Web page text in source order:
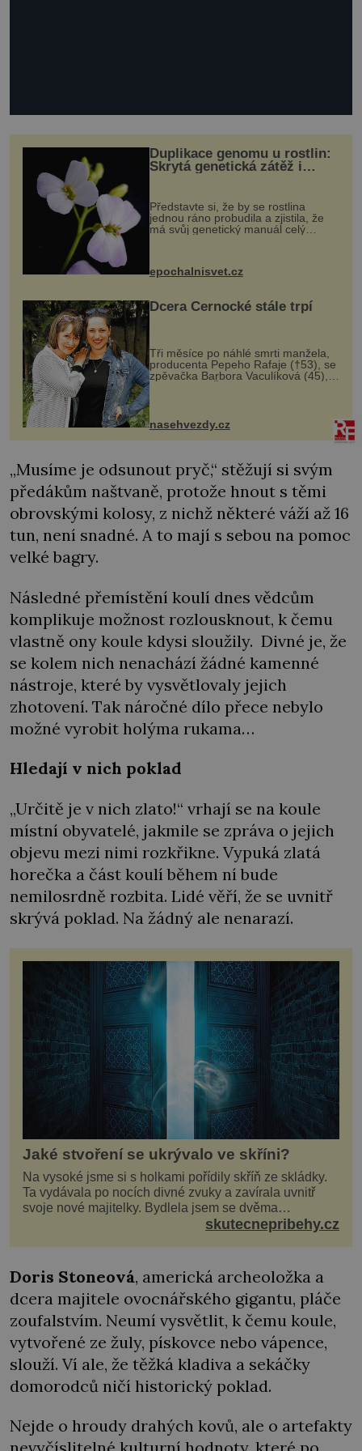
Duplikace genomu u rostlin:
Skrytá genetická zátěž i
Představte si, že by se rostlina
jednou ráno probudila a zjistila, že
má svůj genetický manuál celý
vstupenka...
epochalnisvet.cz
Dcera Černocké stále trpí
Tři měsíce po náhlé smrti manžela,
producenta Pepeho Rafaje (†53), se
zpěvačka Barbora Vaculíková (45),
dcera Petry Černocké (75), poprvé
ozvala veřejnosti. Na sociální síti
sdílela, že se snaží fung...
nasehvezdy.cz
„Musíme je odsunout pryč,“ stěžují si svým
předákům naštvaně, protože hnout s těmi
obrovskými kolosy, z nichž některé váží až 16
tun, není snadné. A to mají s sebou na pomoc
velké bagry.
Následné přemístění koulí dnes vědcům
komplikuje možnost rozlousknout, k čemu
vlastně ony koule kdysi sloužily. Divné je, že
se kolem nich nenachází žádné kamenné
nástroje, které by vysvětlovaly jejich
zhotovení. Tak náročné dílo přece nebylo
možné vyrobit holýma rukama…
Hledají v nich poklad
„Určitě je v nich zlato!“ vrhají se na koule
místní obyvatelé, jakmile se zpráva o jejich
objevu mezi nimi rozkřikne. Vypuká zlatá
horečka a část koulí během ní bude
nemilosrdně rozbita. Lidé věří, že se uvnitř
skrývá poklad. Na žádný ale nenarazí.
Jaké stvoření se ukrývalo ve skříni?
Na vysoké jsme si s holkami pořídily skříň ze skládky.
Ta vydávala po nocích divné zvuky a zavírala uvnitř
svoje nové majitelky. Bydlela jsem se dvěma
kamarádkami a bavilo nás zvelebovat si náš byt. Skoro
skutecnepribehy.cz
Doris Stoneová, americká archeoložka a
dcera majitele ovocnářského gigantu, pláče
zoufalstvím. Neumí vysvětlit, k čemu koule,
vytvořené ze žuly, pískovce nebo vápence,
slouží. Ví ale, že těžká kladiva a sekáčky
domorodců ničí historický poklad.
Nejde o hroudy drahých kovů, ale o artefakty